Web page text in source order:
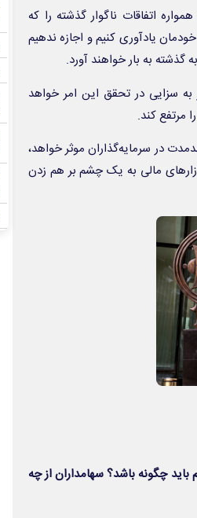
اتفاقات ناگوار گذشته را که
یادآوری کنیم و اجازه ندهیم
گذشته به بار خواهند آورد.
به سزایی در تحقق این امر خواهد
مرتفع کند.
در سرمایه‌گذاران موثر خواهد،
مالی به یک چشم بر هم زدن
باید چگونه باشد؟ سهامداران از چه